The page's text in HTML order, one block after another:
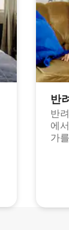
반
반
에
가